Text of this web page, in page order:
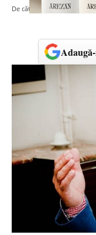
De către 20 aprilie 2016